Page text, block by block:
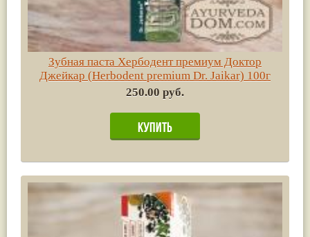
Зубная паста Хербодент премиум Доктор
Джейкар (Herbodent premium Dr. Jaikar) 100г
250.00 руб.